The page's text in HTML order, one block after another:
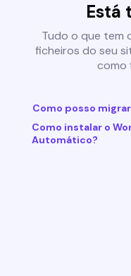
Está
Tudo o que tem
ficheiros do seu
como
Como posso
Como instalar o
Automático?